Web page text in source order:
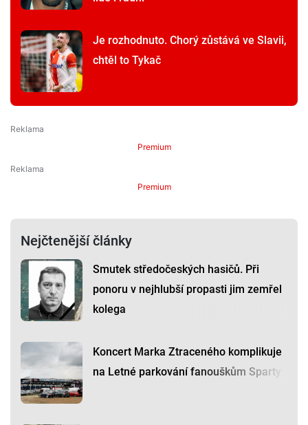
Je rozhodnuto. Chorý zůstává ve Slavii,
chtěl to Tykač
Premium
Premium
Nejčtenější články
Smutek středočeských hasičů. Při
ponoru v nejhlubší propasti jim zemřel
kolega
Koncert Marka Ztraceného komplikuje
na Letné parkování fanouškům Sparty